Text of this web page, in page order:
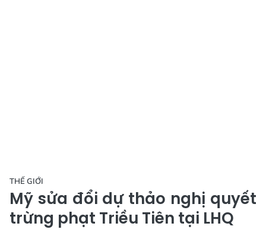
THẾ GIỚI
Mỹ sửa đổi dự thảo nghị quyết
trừng phạt Triều Tiên tại LHQ